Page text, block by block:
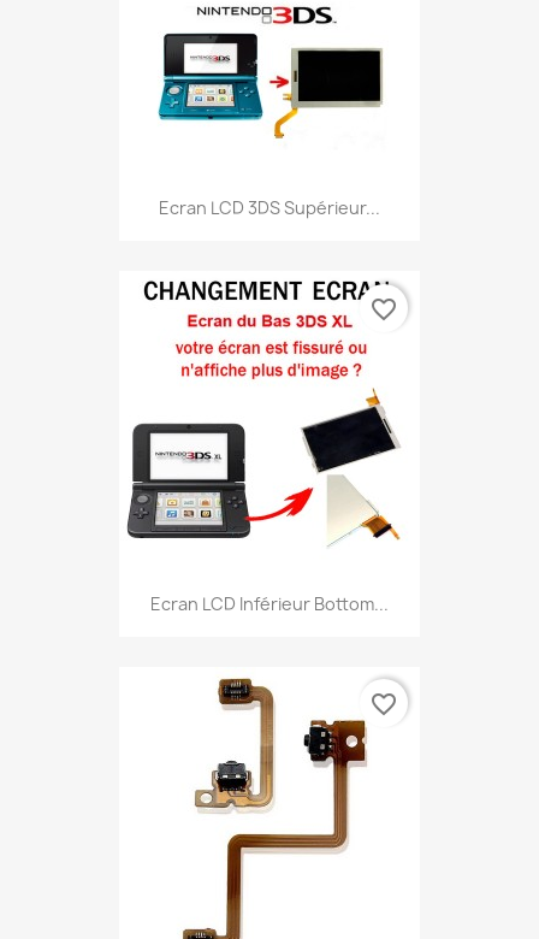
Ecran LCD 3DS Supérieur...
Ecran LCD Inférieur Bottom...
favorite_border
favorite_border